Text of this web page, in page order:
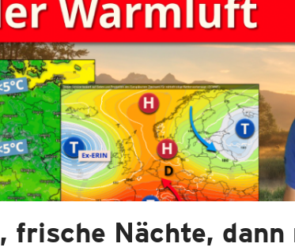
frische Nächte, dann